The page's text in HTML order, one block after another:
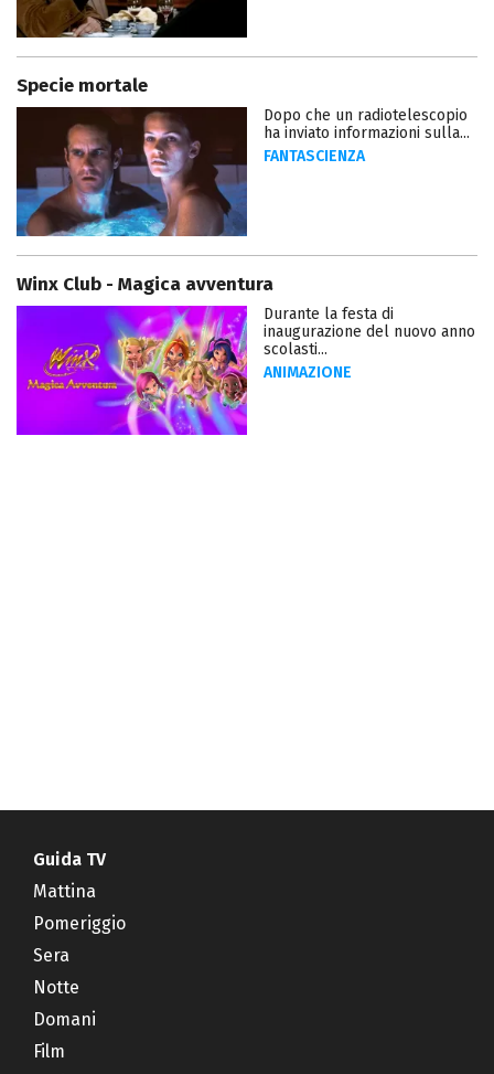
Specie mortale
Dopo che un radiotelescopio
ha inviato informazioni sulla...
FANTASCIENZA
Winx Club - Magica avventura
Durante la festa di
inaugurazione del nuovo anno
scolasti...
ANIMAZIONE
Guida TV
Mattina
Pomeriggio
Sera
Notte
Domani
Film